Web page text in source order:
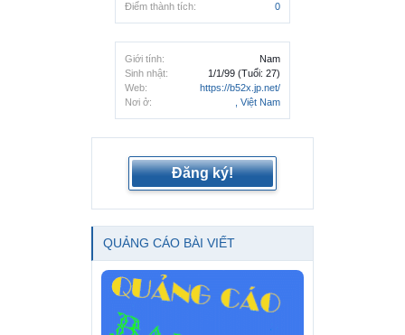
Điểm thành tích:
0
Giới tính:
Nam
Sinh nhật:
1/1/99 (Tuổi: 27)
Web:
https://b52x.jp.net/
Nơi ở:
, Việt Nam
Đăng ký!
QUẢNG CÁO BÀI VIẾT